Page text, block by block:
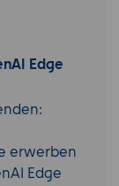
Edge
erwerben
Edge